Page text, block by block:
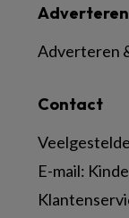
Contact
E-mail:
Adverteren
Adverteren